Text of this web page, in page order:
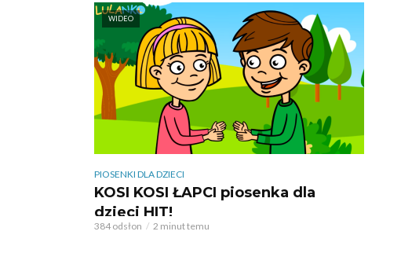
WIDEO
PIOSENKI DLA DZIECI
KOSI KOSI ŁAPCI piosenka dla
dzieci HIT!
384 odsłon 2 minut temu